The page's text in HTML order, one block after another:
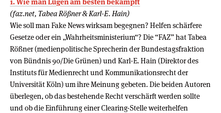
(faz.net, Tabea Rößner & Karl-E. Hain)
Wie soll man Fake News wirksam begegnen? Helfen schärfere
Gesetze oder ein „Wahrheitsministerium“? Die “FAZ” hat Tabea
Rößner (medienpolitische Sprecherin der Bundestagsfraktion
von Bündnis 90/Die Grünen) und Karl-E. Hain (Direktor des
Instituts für Medienrecht und Kommunikationsrecht der
Universität Köln) um ihre Meinung gebeten. Die beiden Autoren
überlegen, ob das bestehende Recht verschärft werden sollte
und ob die Einführung einer Clearing-Stelle weiterhelfen